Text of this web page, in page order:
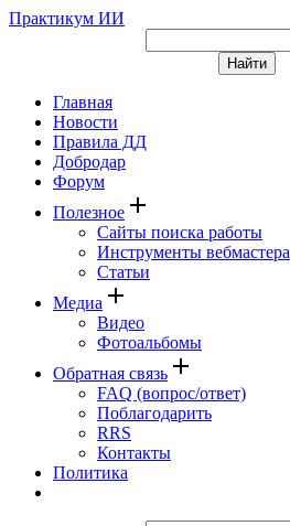
Практикум ИИ
Главная
Новости
Правила ДД
Добродар
Форум
Полезное add
Сайты поиска работы
Инструменты вебмастера
Статьи
Медиа add
Видео
Фотоальбомы
Обратная связь add
FAQ (вопрос/ответ)
Поблагодарить
RRS
Контакты
Политика